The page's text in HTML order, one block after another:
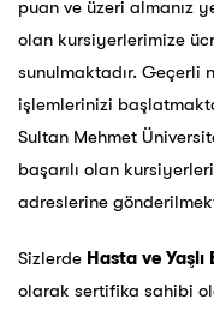
puan ve üzeri almanız
olan kursiyerlerimize
sunulmaktadır. Geçerli
işlemlerinizi
Sultan Mehmet
başarılı olan
adreslerine
Sizlerde Hasta ve Yaşlı
olarak sertifika sahibi